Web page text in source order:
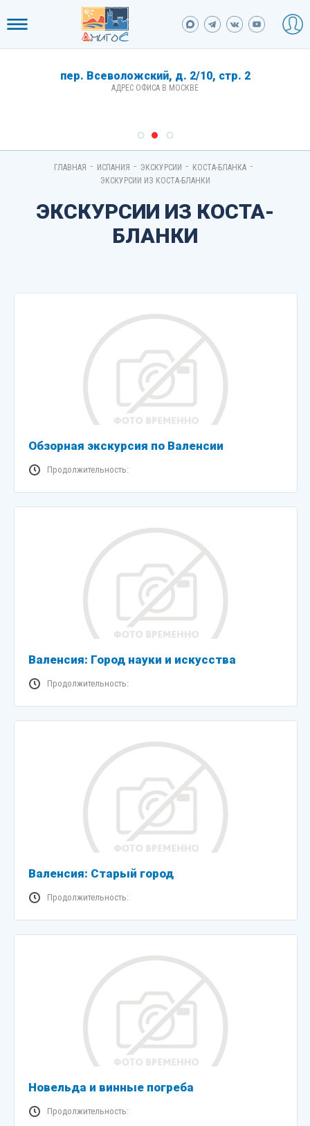
пер. Всеволожский, д. 2/10, стр. 2
АДРЕС ОФИСА В МОСКВЕ
ГЛАВНАЯ - ИСПАНИЯ - ЭКСКУРСИИ - КОСТА-БЛАНКА -
ЭКСКУРСИИ ИЗ КОСТА-БЛАНКИ
ЭКСКУРСИИ ИЗ КОСТА-
БЛАНКИ
Обзорная экскурсия по Валенсии
Продолжительность:
Валенсия: Город науки и искусства
Продолжительность:
Валенсия: Старый город
Продолжительность:
Новельда и винные погреба
Продолжительность: